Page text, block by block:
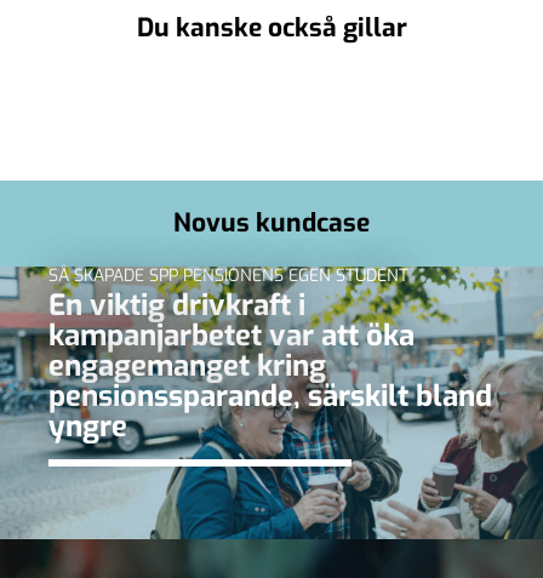
Du kanske också gillar
Novus kundcase
SÅ SKAPADE SPP PENSIONENS EGEN STUDENT
En viktig drivkraft i
kampanjarbetet var att öka
engagemanget kring
pensionssparande, särskilt bland
yngre